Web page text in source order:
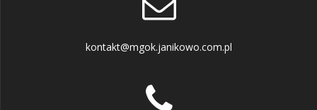
kontakt@mgok.janikowo.com.pl